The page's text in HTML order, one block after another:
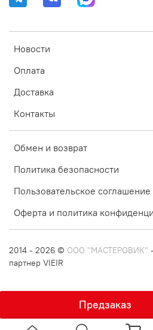
Предзаказ
Новости
Оплата
Доставка
Контакты
Обмен и возврат
Политика безопасности
Пользовательское соглашение
Оферта и политика
2014 - 2026 © ООО "МАСТЕРОВИК"
партнер VIEIR